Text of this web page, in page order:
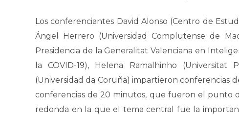
Los conferenciantes David Alonso (Centro de
Ángel Herrero (Universidad Complutense de
Presidencia de la Generalitat Valenciana en
la COVID-19), Helena Ramalhinho
(Universidad da Coruña) impartieron conferencias
conferencias de 20 minutos, que fueron el punto
redonda en la que el tema central fue la